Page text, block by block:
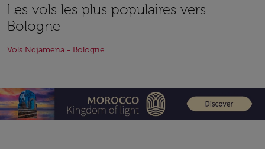
Les vols les plus populaires vers
Bologne
Vols Ndjamena - Bologne